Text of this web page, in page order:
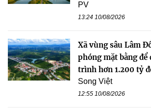
PV
13:24 10/08/2026
Xã vùng sâu Lâm
phóng mặt bằng để
trình hơn 1.200 tỷ
Song Việt
12:55 10/08/2026